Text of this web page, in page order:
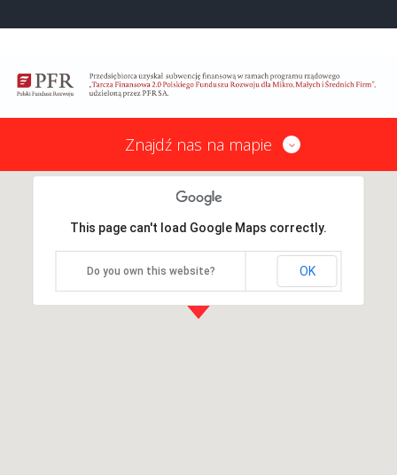
Znajdź nas na mapie
This page can't load Google Maps correctly.
Do you own this website? OK